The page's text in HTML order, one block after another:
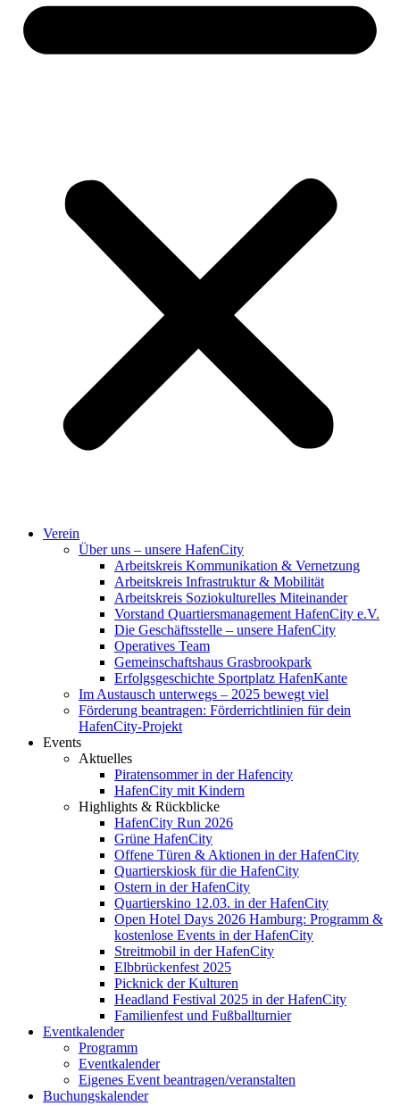
Verein
Über uns – unsere HafenCity
Arbeitskreis Kommunikation & Vernetzung
Arbeitskreis Infrastruktur & Mobilität
Arbeitskreis Soziokulturelles Miteinander
Vorstand Quartiersmanagement HafenCity e.V.
Die Geschäftsstelle – unsere HafenCity
Operatives Team
Gemeinschaftshaus Grasbrookpark
Erfolgsgeschichte Sportplatz HafenKante
Im Austausch unterwegs – 2025 bewegt viel
Förderung beantragen: Förderrichtlinien für dein
HafenCity-Projekt
Events
Aktuelles
Piratensommer in der Hafencity
HafenCity mit Kindern
Highlights & Rückblicke
HafenCity Run 2026
Grüne HafenCity
Offene Türen & Aktionen in der HafenCity
Quartierskiosk für die HafenCity
Ostern in der HafenCity
Quartierskino 12.03. in der HafenCity
Open Hotel Days 2026 Hamburg: Programm &
kostenlose Events in der HafenCity
Streitmobil in der HafenCity
Elbbrückenfest 2025
Picknick der Kulturen
Headland Festival 2025 in der HafenCity
Familienfest und Fußballturnier
Eventkalender
Programm
Eventkalender
Eigenes Event beantragen/veranstalten
Buchungskalender